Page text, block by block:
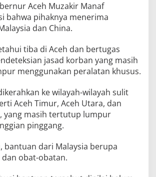
Aceh Muzakir Manaf
bahwa pihaknya menerima
dan China.
tiba di Aceh dan bertugas
jasad korban yang masih
menggunakan peralatan khusus.
ke wilayah-wilayah sulit
Aceh Timur, Aceh Utara, dan
yang masih tertutup lumpur
pinggang.
bantuan dari Malaysia berupa
obat-obatan.